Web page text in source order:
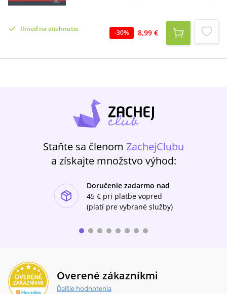
pritom si užívajú životný štýl, ktorý si sami
vybrali. Buďte jedným z nich.
Ihneď na stiahnutie -30% 8,99 €
Staňte sa členom ZachejClubu
a získajte množstvo výhod:
Doručenie zadarmo nad
45 € pri platbe vopred
(platí pre vybrané služby)
Overené zákazníkmi
Ďalšie hodnotenia